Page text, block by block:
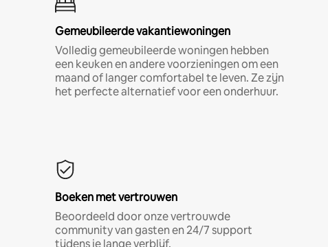
Gemeubileerde vakantiewoningen
Volledig gemeubileerde woningen hebben
een keuken en andere voorzieningen om een
maand of langer comfortabel te leven. Ze zijn
het perfecte alternatief voor een onderhuur.
Boeken met vertrouwen
Beoordeeld door onze vertrouwde
community van gasten en 24/7 support
tijdens je lange verblijf.